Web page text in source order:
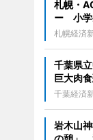
札幌・
ー 小学
札幌経済
千葉県
巨大肉
千葉経済
岩木山